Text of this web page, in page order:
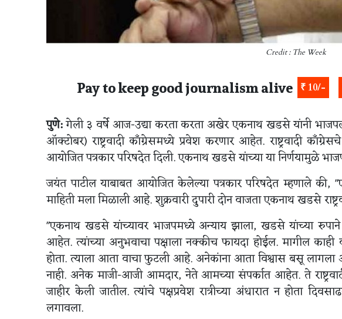
Credit : The Week
Pay to keep good journalism alive ₹ 10/-
पुणे:गेली ३ वर्षे आज-उद्या करता करता अखेर एकनाथ खडसे यांनी
ऑक्टोबर) राष्ट्रवादी काँग्रेसमध्ये प्रवेश करणार आहेत. राष्ट्रवादी
आयोजित पत्रकार परिषदेत दिली. एकनाथ खडसे यांच्या या निर्णयामुळे
जयंत पाटील याबाबत आयोजित केलेल्या पत्रकार परिषदेत म्हणाले
माहिती मला मिळाली आहे. शुक्रवारी दुपारी दोन वाजता एकनाथ खडसे
"एकनाथ खडसे यांच्यावर भाजपमध्ये अन्याय झाला, खडसे यांच्या रुपाने
आहेत. त्यांच्या अनुभवाचा पक्षाला नक्कीच फायदा होईल. मागील
होता. त्याला आता वाचा फुटली आहे. अनेकांना आता विश्वास बसू
नाही. अनेक माजी-आजी आमदार, नेते आमच्या संपर्कात आहेत. ते
जाहीर केली जातील. त्यांचे पक्षप्रवेश रात्रीच्या अंधारात न होता
लगावला.